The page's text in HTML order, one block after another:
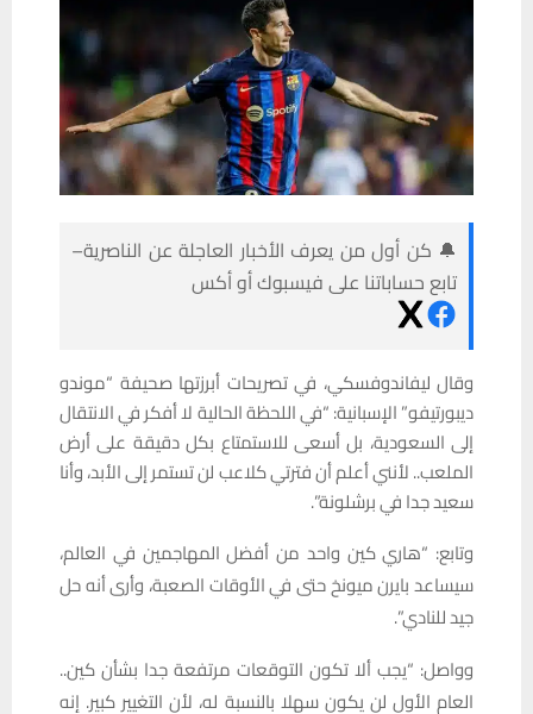
🔔 كن أول من يعرف الأخبار العاجلة عن الناصرية–
تابع حساباتنا على فيسبوك أو أكس
وقال ليفاندوفسكي، في تصريحات أبرزتها صحيفة “موندو
ديبورتيفو” الإسبانية: “في اللحظة الحالية لا أفكر في الانتقال
إلى السعودية، بل أسعى للاستمتاع بكل دقيقة على أرض
الملعب.. لأنني أعلم أن فترتي كلاعب لن تستمر إلى الأبد، وأنا
سعيد جدا في برشلونة”.
وتابع: “هاري كين واحد من أفضل المهاجمين في العالم،
سيساعد بايرن ميونخ حتى في الأوقات الصعبة، وأرى أنه حل
جيد للنادي”.
وواصل: “يجب ألا تكون التوقعات مرتفعة جدا بشأن كين..
العام الأول لن يكون سهلا بالنسبة له، لأن التغيير كبير. إنه